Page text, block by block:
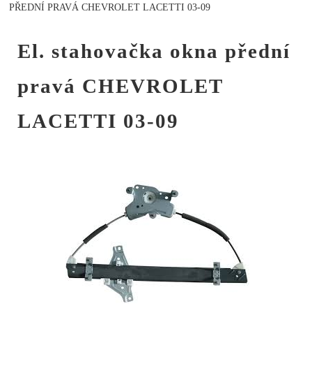
PŘEDNÍ PRAVÁ CHEVROLET LACETTI 03-09
El. stahovačka okna přední
pravá CHEVROLET
LACETTI 03-09